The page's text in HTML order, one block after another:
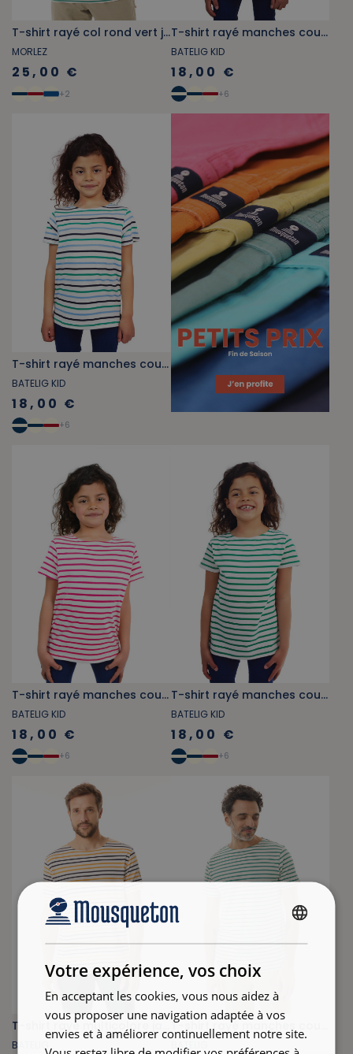
T-shirt rayé col rond vert jade
MORLEZ
25,00 €
+2
T-shirt rayé manches courtes enfant rose, rouge et jaune
BATELIG KID
18,00 €
+6
T-shirt rayé manches courtes enfant bleu, marine et vert
BATELIG KID
18,00 €
+6
T-shirt rayé manches courtes enfant rose fuchsia
BATELIG KID
18,00 €
+6
T-shirt rayé manches courtes enfant vert jade
BATELIG KID
18,00 €
+6
BATELIG BATELIG
Votre expérience, vos choix
En acceptant les cookies, vous nous aidez à
vous proposer une navigation adaptée à vos
envies et à améliorer continuellement notre site.